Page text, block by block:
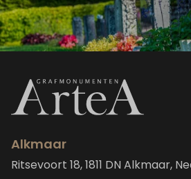
Alkmaar
Ritsevoort 18, 1811 DN Alkmaar,